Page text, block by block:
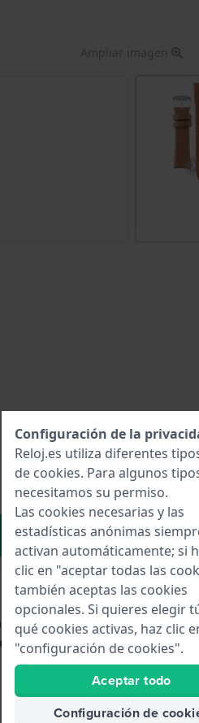
Ampliar imagen
Añadir al carrito
al reloj mediante
correa es adecuada para
Configuración de la
Reloj.es utiliza diferentes
de cookies. Para algunos
necesitamos su permiso.
Las cookies necesarias y las
estadísticas anónimas
activan automáticamente; si
clic en "aceptar todas las
también aceptas las cookies
opcionales. Si quieres elegir
qué cookies activas, haz clic
"configuración de cookies".
Aceptar todo
Configuración de